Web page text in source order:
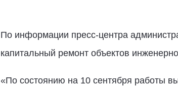
По информации пресс-центра
капитальный ремонт объектов
«По состоянию на 10 сентября работы